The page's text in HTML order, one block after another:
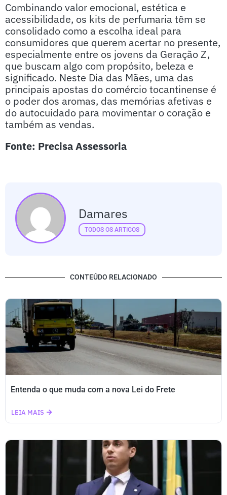
Combinando valor emocional, estética e
acessibilidade, os kits de perfumaria têm se
consolidado como a escolha ideal para
consumidores que querem acertar no presente,
especialmente entre os jovens da Geração Z,
que buscam algo com propósito, beleza e
significado. Neste Dia das Mães, uma das
principais apostas do comércio tocantinense é
o poder dos aromas, das memórias afetivas e
do autocuidado para movimentar o coração e
também as vendas.
Fonte: Precisa Assessoria
Damares
TODOS OS ARTIGOS
CONTEÚDO RELACIONADO
Entenda o que muda com a nova Lei do Frete
LEIA MAIS